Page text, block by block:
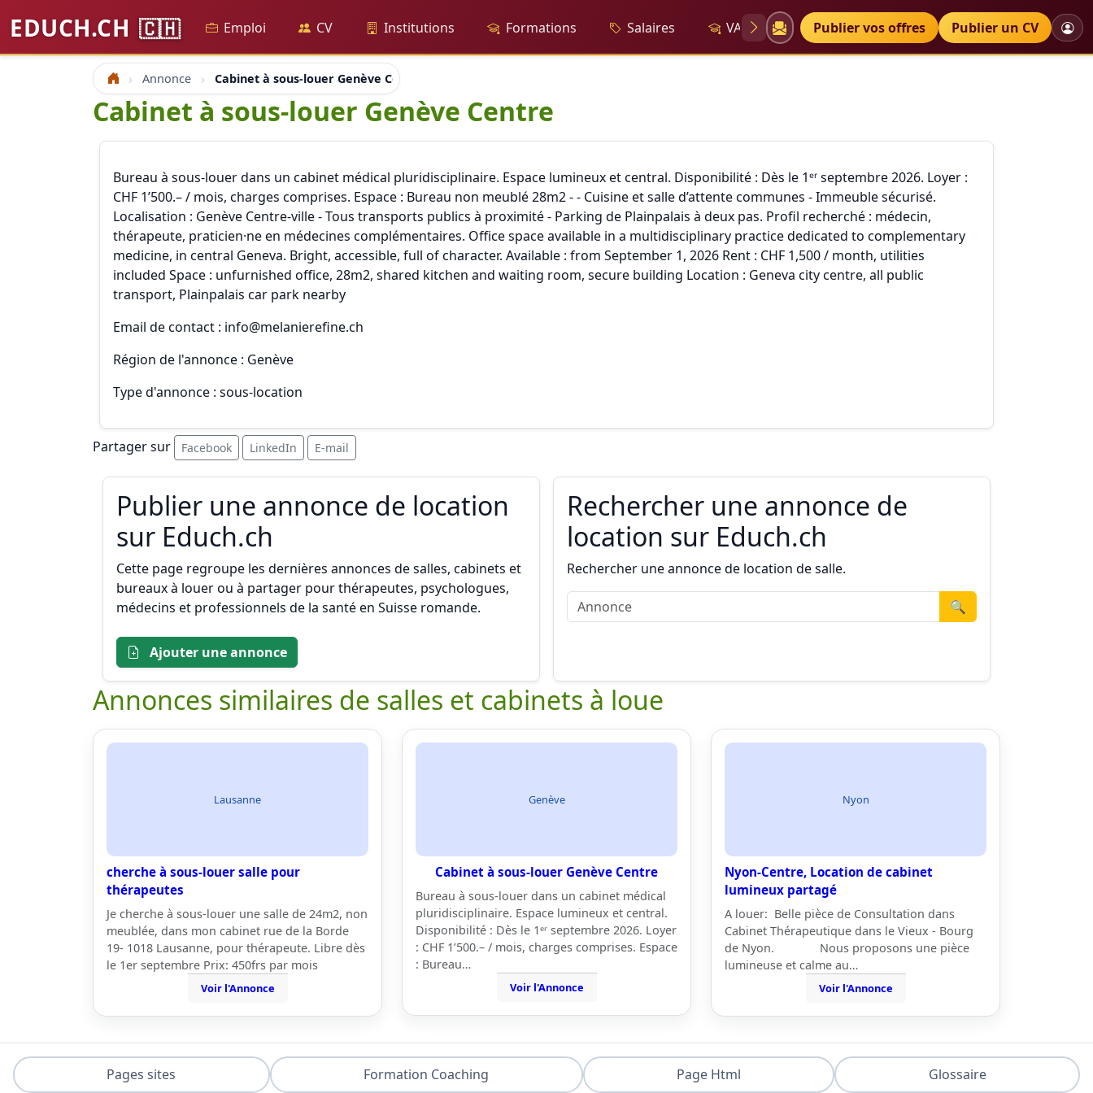
EDUCH.CH 🇨🇭 Emploi CV Institutions Formations Salaires VAE Diplômes Petites annonces
Publier vos offres Publier un CV
Accueil Annonce Cabinet à sous-louer Genève Centre
Cabinet à sous-louer Genève Centre
Bureau à sous-louer dans un cabinet médical pluridisciplinaire. Espace lumineux et central. Disponibilité : Dès le 1ᵉʳ septembre 2026. Loyer :
CHF 1’500.– / mois, charges comprises. Espace : Bureau non meublé 28m2 - - Cuisine et salle d’attente communes - Immeuble sécurisé.
Localisation : Genève Centre-ville - Tous transports publics à proximité - Parking de Plainpalais à deux pas. Profil recherché : médecin,
thérapeute, praticien·ne en médecines complémentaires. Office space available in a multidisciplinary practice dedicated to complementary
medicine, in central Geneva. Bright, accessible, full of character. Available : from September 1, 2026 Rent : CHF 1,500 / month, utilities
included Space : unfurnished office, 28m2, shared kitchen and waiting room, secure building Location : Geneva city centre, all public
transport, Plainpalais car park nearby
Email de contact : info@melanierefine.ch
Région de l'annonce : Genève
Type d'annonce : sous-location
Partager sur Facebook LinkedIn E-mail
Publier une annonce de location
sur Educh.ch
Cette page regroupe les dernières annonces de salles, cabinets et
bureaux à louer ou à partager pour thérapeutes, psychologues,
médecins et professionnels de la santé en Suisse romande.
Ajouter une annonce
Rechercher une annonce de
location sur Educh.ch
Rechercher une annonce de location de salle.
🔍
Annonces similaires de salles et cabinets à loue
Lausanne
cherche à sous-louer salle pour
thérapeutes
Je cherche à sous-louer une salle de 24m2, non
meublée, dans mon cabinet rue de la Borde
19- 1018 Lausanne, pour thérapeute. Libre dès
le 1er septembre Prix: 450frs par mois
Voir l'Annonce
Genève
Cabinet à sous-louer Genève Centre
Bureau à sous-louer dans un cabinet médical
pluridisciplinaire. Espace lumineux et central.
Disponibilité : Dès le 1ᵉʳ septembre 2026. Loyer
: CHF 1’500.– / mois, charges comprises. Espace
: Bureau…
Voir l'Annonce
Nyon
Nyon-Centre, Location de cabinet
lumineux partagé
A louer: Belle pièce de Consultation dans
Cabinet Thérapeutique dans le Vieux - Bourg
de Nyon. Nous proposons une pièce
lumineuse et calme au…
Voir l'Annonce
Pages sites Formation Coaching Page Html Glossaire